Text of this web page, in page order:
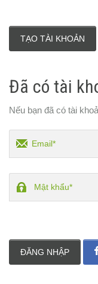
TẠO TÀI KHOẢN
Đã có tài
Nếu bạn đã có tài
Email*
Mật khẩu*
ĐĂNG NHẬP